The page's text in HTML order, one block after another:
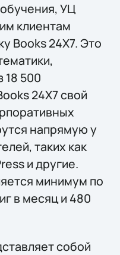
УЦ
клиентам
Books 24X7. Это
18 500
24X7 свой
напрямую у
таких как
и другие.
минимум по
в месяц и 480
собой